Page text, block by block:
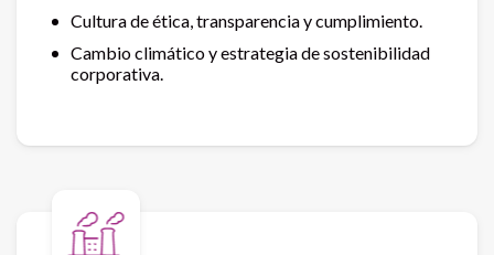
Cultura de ética, transparencia y cumplimiento.
Cambio climático y estrategia de sostenibilidad
corporativa.